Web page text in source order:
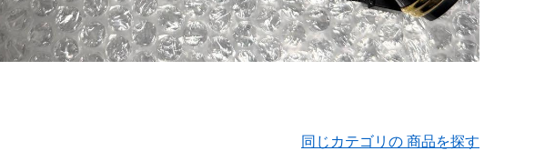
同じカテゴリの 商品を探す